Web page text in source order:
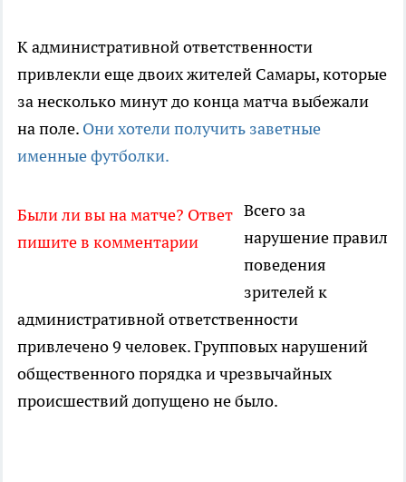
К административной ответственности
привлекли еще двоих жителей Самары, которые
за несколько минут до конца матча выбежали
на поле. Они хотели получить заветные
именные футболки.
Были ли вы на матче? Ответ
пишите в комментарии
Всего за
нарушение правил
поведения
зрителей к
административной ответственности
привлечено 9 человек. Групповых нарушений
общественного порядка и чрезвычайных
происшествий допущено не было.